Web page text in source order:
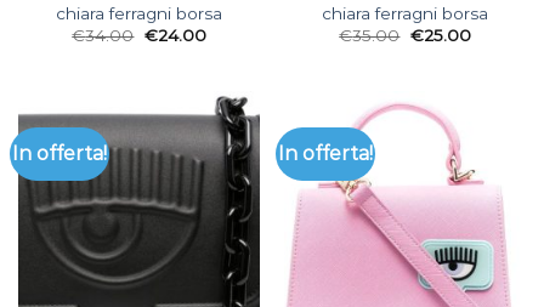
chiara ferragni borsa
€34.00 €24.00
chiara ferragni borsa
€35.00 €25.00
In offerta! In offerta!